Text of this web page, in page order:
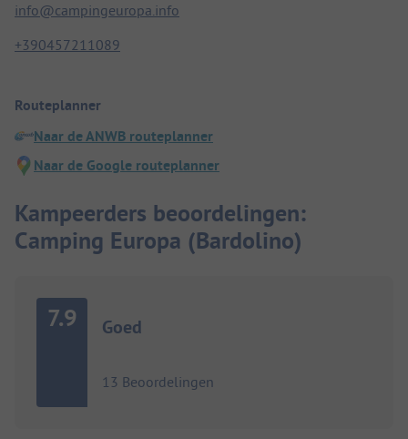
info@campingeuropa.info
+390457211089
Routeplanner
Naar de ANWB routeplanner
Naar de Google routeplanner
Kampeerders beoordelingen:
Camping Europa (Bardolino)
7.9 Goed
13 Beoordelingen